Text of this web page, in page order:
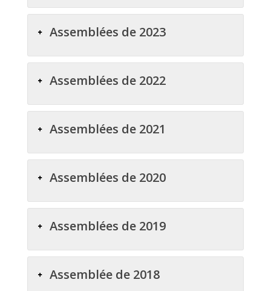
Assemblées de 2023
Assemblées de 2022
Assemblées de 2021
Assemblées de 2020
Assemblées de 2019
Assemblée de 2018